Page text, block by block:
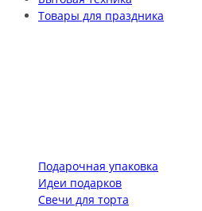
Товары для праздника
Подарочная упаковка
Идеи подарков
Свечи для торта